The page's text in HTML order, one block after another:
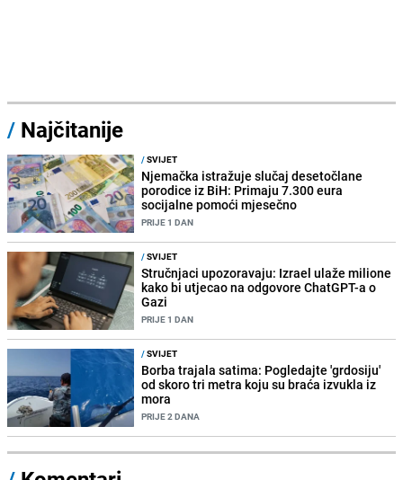
/ Najčitanije
/SVIJET
Njemačka istražuje slučaj desetočlane
porodice iz BiH: Primaju 7.300 eura
socijalne pomoći mjesečno
PRIJE 1 DAN
/SVIJET
Stručnjaci upozoravaju: Izrael ulaže milione
kako bi utjecao na odgovore ChatGPT-a o
Gazi
PRIJE 1 DAN
/SVIJET
Borba trajala satima: Pogledajte 'grdosiju'
od skoro tri metra koju su braća izvukla iz
mora
PRIJE 2 DANA